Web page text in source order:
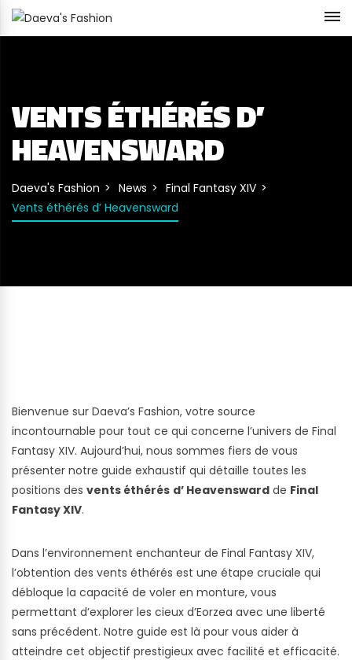
VENTS ÉTHÉRÉS D’
HEAVENSWARD
Daeva's Fashion News
Final Fantasy XIV
Vents éthérés d’ Heavensward
Bienvenue sur Daeva’s Fashion, votre source
incontournable pour tout ce qui concerne l’univers de Final
Fantasy XIV. Aujourd’hui, nous sommes fiers de vous
présenter notre guide exhaustif qui détaille toutes les
positions des vents éthérés d’ Heavensward de Final
Fantasy XIV.
Dans l’environnement enchanteur de Final Fantasy XIV,
l’obtention des vents éthérés est une étape cruciale qui
débloque la capacité de voler en monture, vous
permettant d’explorer les cieux d’Eorzea avec une liberté
sans précédent. Notre guide est là pour vous aider à
atteindre cet objectif prestigieux avec facilité et efficacité.